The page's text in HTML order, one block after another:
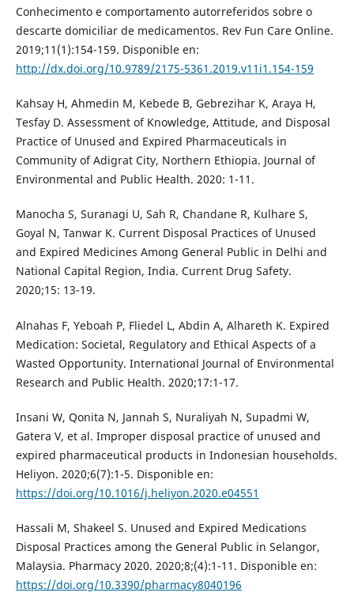
Conhecimento e comportamento autorreferidos sobre o
descarte domiciliar de medicamentos. Rev Fun Care Online.
2019;11(1):154-159. Disponible en:
http://dx.doi.org/10.9789/2175-5361.2019.v11i1.154-159
Kahsay H, Ahmedin M, Kebede B, Gebrezihar K, Araya H,
Tesfay D. Assessment of Knowledge, Attitude, and Disposal
Practice of Unused and Expired Pharmaceuticals in
Community of Adigrat City, Northern Ethiopia. Journal of
Environmental and Public Health. 2020: 1-11.
Manocha S, Suranagi U, Sah R, Chandane R, Kulhare S,
Goyal N, Tanwar K. Current Disposal Practices of Unused
and Expired Medicines Among General Public in Delhi and
National Capital Region, India. Current Drug Safety.
2020;15: 13-19.
Alnahas F, Yeboah P, Fliedel L, Abdin A, Alhareth K. Expired
Medication: Societal, Regulatory and Ethical Aspects of a
Wasted Opportunity. International Journal of Environmental
Research and Public Health. 2020;17:1-17.
Insani W, Qonita N, Jannah S, Nuraliyah N, Supadmi W,
Gatera V, et al. Improper disposal practice of unused and
expired pharmaceutical products in Indonesian households.
Heliyon. 2020;6(7):1-5. Disponible en:
https://doi.org/10.1016/j.heliyon.2020.e04551
Hassali M, Shakeel S. Unused and Expired Medications
Disposal Practices among the General Public in Selangor,
Malaysia. Pharmacy 2020. 2020;8;(4):1-11. Disponible en:
https://doi.org/10.3390/pharmacy8040196